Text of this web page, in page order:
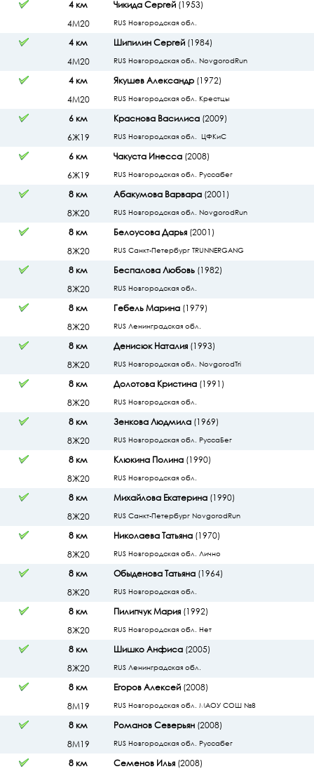
4 км
4М20
Чикида Сергей(1953)
RUS Новгородская обл.
4 км
4М20
Шипилин Сергей(1984)
RUS Новгородская обл. NovgorodRun
4 км
4М20
Якушев Александр(1972)
RUS Новгородская обл. Крестцы
6 км
6Ж19
Краснова Василиса(2009)
RUS Новгородская обл. ЦФКиС
6 км
6Ж19
Чакуста Инесса(2008)
RUS Новгородская обл. Руссабег
8 км
8Ж20
Абакумова Варвара(2001)
RUS Новгородская обл. NovgorodRun
8 км
8Ж20
Белоусова Дарья(2001)
RUS Санкт-Петербург TRUNNERGANG
8 км
8Ж20
Беспалова Любовь(1982)
RUS Новгородская обл.
8 км
8Ж20
Гебель Марина(1979)
RUS Ленинградская обл.
8 км
8Ж20
Денисюк Наталия(1993)
RUS Новгородская обл. NovgorodTri
8 км
8Ж20
Долотова Кристина(1991)
RUS Новгородская обл.
8 км
8Ж20
Зенкова Людмила(1969)
RUS Новгородская обл. РуссаБег
8 км
8Ж20
Клюкина Полина(1990)
RUS Новгородская обл.
8 км
8Ж20
Михайлова Екатерина(1990)
RUS Санкт-Петербург NovgorodRun
8 км
8Ж20
Николаева Татьяна(1970)
RUS Новгородская обл. Лично
8 км
8Ж20
Обыденова Татьяна(1964)
RUS Новгородская обл.
8 км
8Ж20
Пилипчук Мария(1992)
RUS Новгородская обл. Нет
8 км
8Ж20
Шишко Анфиса(2005)
RUS Ленинградская обл.
8 км
8М19
Егоров Алексей(2008)
RUS Новгородская обл. МАОУ СОШ №8
8 км
8М19
Романов Северьян(2008)
RUS Новгородская обл. Руссабег
8 км Семенов Илья(2008)